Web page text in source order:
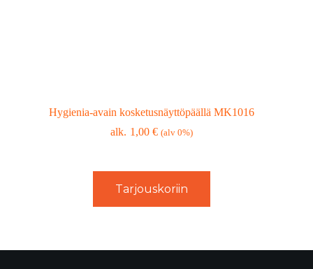
Hygienia-avain kosketusnäyttöpäällä MK1016
1,00€ (alv 0%)
Tarjouskoriin